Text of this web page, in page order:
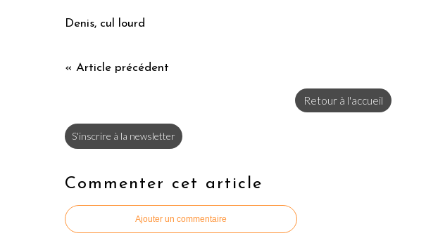
Denis, cul lourd
« Article précédent
Retour à l'accueil
S'inscrire à la newsletter
Commenter cet article
Ajouter un commentaire